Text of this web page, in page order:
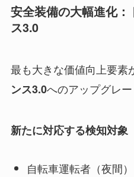
安全装備の大幅進化
ス3.0
最も大きな価値向上要素
ンス3.0へのアップグレー
新たに対応する検知対象
自転車運転者（夜間）